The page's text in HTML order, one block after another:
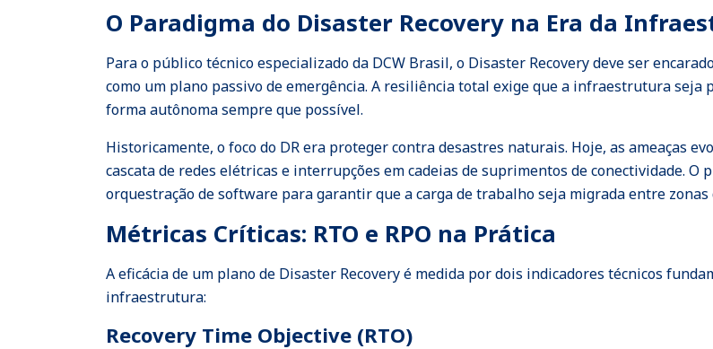
O Paradigma do Disaster Recovery na Era da
Para o público técnico especializado da DCW Brasil, o Disaster Recovery deve ser
como um plano passivo de emergência. A resiliência total exige que a infraestrutura
forma autônoma sempre que possível.
Historicamente, o foco do DR era proteger contra desastres naturais. Hoje, as ameaças
cascata de redes elétricas e interrupções em cadeias de suprimentos de conectividade.
orquestração de software para garantir que a carga de trabalho seja migrada entre
Métricas Críticas: RTO e RPO na Prática
A eficácia de um plano de Disaster Recovery é medida por dois indicadores técnicos
infraestrutura:
Recovery Time Objective (RTO)